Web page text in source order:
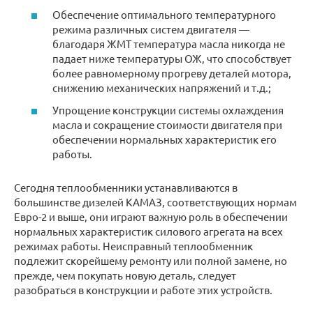
Обеспечение оптимального температурного
режима различных систем двигателя —
благодаря ЖМТ температура масла никогда не
падает ниже температуры ОЖ, что способствует
более равномерному прогреву деталей мотора,
снижению механических напряжений и т.д.;
Упрощение конструкции системы охлаждения
масла и сокращение стоимости двигателя при
обеспечении нормальных характеристик его
работы.
Сегодня теплообменники устанавливаются в
большинстве дизелей КАМАЗ, соответствующих нормам
Евро-2 и выше, они играют важную роль в обеспечении
нормальных характеристик силового агрегата на всех
режимах работы. Неисправный теплообменник
подлежит скорейшему ремонту или полной замене, но
прежде, чем покупать новую деталь, следует
разобраться в конструкции и работе этих устройств.